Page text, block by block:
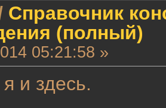
Справочник
(полный)
05:21:58 »
и здесь.